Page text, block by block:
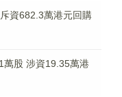
資682.3萬港元回購
萬股 涉資19.35萬港